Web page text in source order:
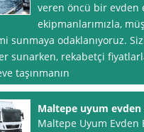
veren öncü bir evden
ekipmanlarımızla,
sunmaya odaklanıyoruz.
sunarken, rekabetçi
taşınmanın
Maltepe uyum
Maltepe Uyum Evden